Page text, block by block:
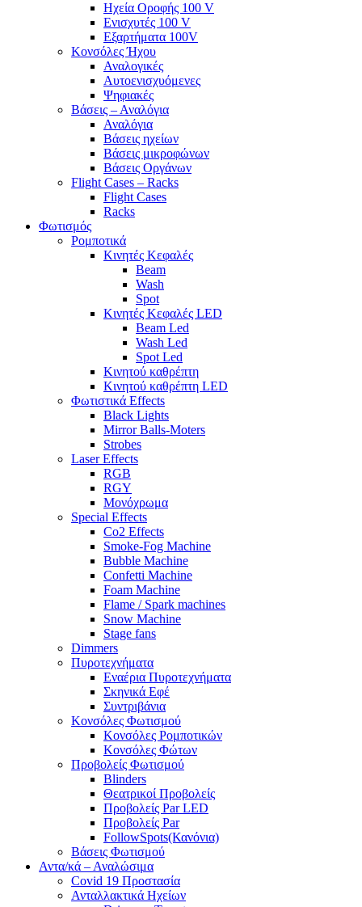
Ηχεία Οροφής 100 V
Ενισχυτές 100 V
Εξαρτήματα 100V
Κονσόλες Ήχου
Αναλογικές
Αυτοενισχυόμενες
Ψηφιακές
Βάσεις – Αναλόγια
Αναλόγια
Βάσεις ηχείων
Βάσεις μικροφώνων
Βάσεις Οργάνων
Flight Cases – Racks
Flight Cases
Racks
Φωτισμός
Ρομποτικά
Κινητές Κεφαλές
Beam
Wash
Spot
Κινητές Κεφαλές LED
Beam Led
Wash Led
Spot Led
Κινητού καθρέπτη
Κινητού καθρέπτη LED
Φωτιστικά Effects
Black Lights
Mirror Balls-Moters
Strobes
Laser Effects
RGB
RGY
Μονόχρωμα
Special Effects
Co2 Effects
Smoke-Fog Machine
Bubble Machine
Confetti Machine
Foam Machine
Flame / Spark machines
Snow Machine
Stage fans
Dimmers
Πυροτεχνήματα
Εναέρια Πυροτεχνήματα
Σκηνικά Εφέ
Συντριβάνια
Κονσόλες Φωτισμού
Κονσόλες Ρομποτικών
Κονσόλες Φώτων
Προβολείς Φωτισμού
Blinders
Θεατρικοί Προβολείς
Προβολείς Par LED
Προβολείς Par
FollowSpots(Κανόνια)
Βάσεις Φωτισμού
Αντα/κά – Αναλώσιμα
Covid 19 Προστασία
Ανταλλακτικά Ηχείων